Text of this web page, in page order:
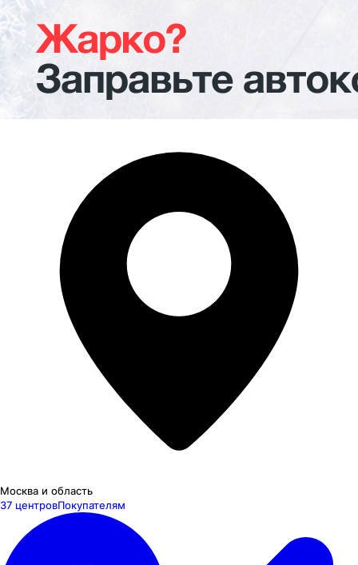
Москва и область
37 центровПокупателям